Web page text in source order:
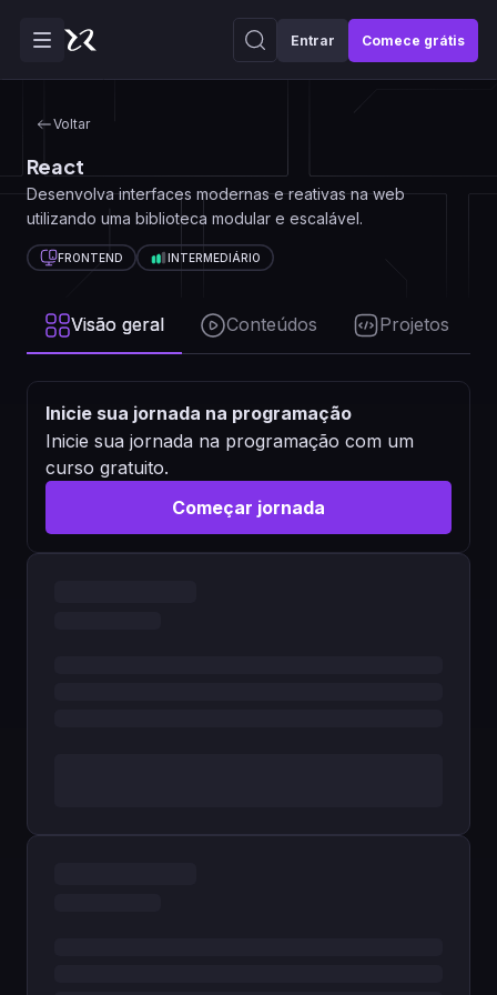
Entrar Comece grátis
Voltar
React
Desenvolva interfaces modernas e reativas na web
utilizando uma biblioteca modular e escalável.
FRONTEND INTERMEDIÁRIO
Visão geral Conteúdos Projetos
Inicie sua jornada na programação
Inicie sua jornada na programação com um
curso gratuito.
Começar jornada